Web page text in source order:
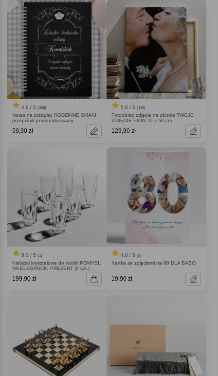
4.8 / 5 (358)
Notes na przepisy RODZINNE SMAKI
przepiśnik personalizowany
59,90 zł
5.0 / 5 (140)
Fotoobraz zdjęcie na płótnie TWOJE
ZDJĘCIE PION 70 x 50 cm
129,90 zł
5.0 / 5 (1)
Kieliszki kryształowe do wódki POMYSŁ
NA ELEGANCKI PREZENT (6 szt.)
199,90 zł
4.0 / 5 (3)
Kartka ze zdjęciami na 80 DLA BABCI
19,90 zł